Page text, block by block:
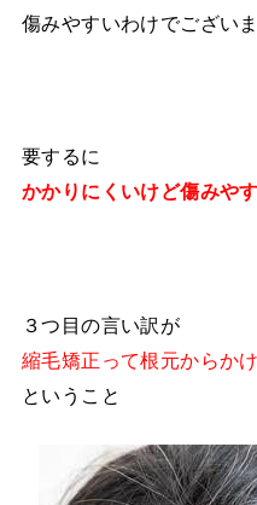
傷みやすいわけでござい
要するに
かかりにくいけど傷みや
３つ目の言い訳が
縮毛矯正って根元からか
ということ